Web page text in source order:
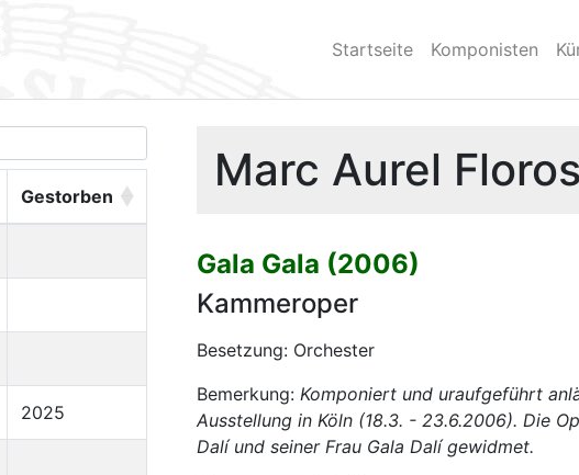
Startseite Komponisten
Gestorben
2025
Marc Aurel
Gala Gala (2006)
Kammeroper
Besetzung: Orchester
Bemerkung: Komponiert und uraufgeführt
Ausstellung in Köln (18.3. - 23.6.2006). Die
Dalí und seiner Frau Gala Dalí gewidmet.